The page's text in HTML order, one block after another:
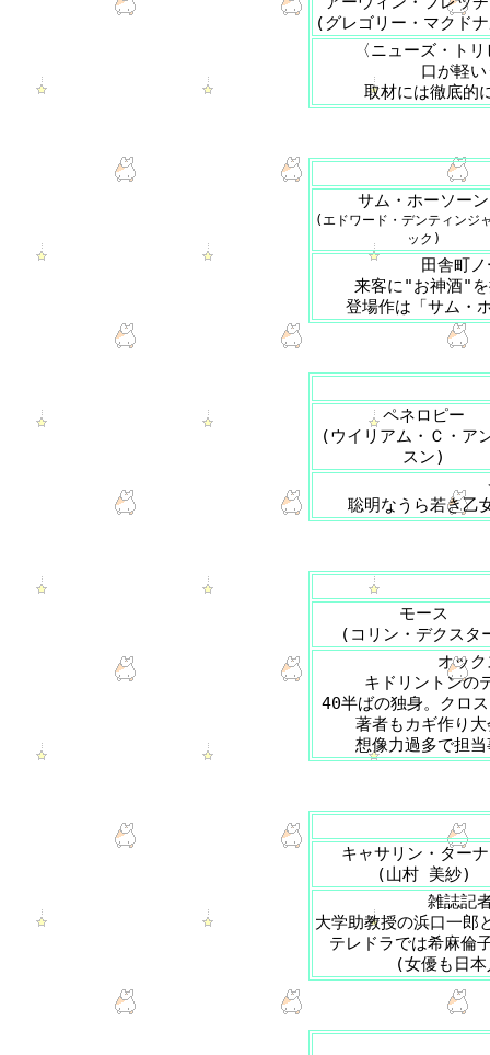
(グレゴリー・マクド
〈ニューズ・ト
口が軽
取材には徹底的
サム・ホーソーン
(エドワード・デンティンジ
ック)
田舎町
来客に"お神酒"を
登場作は「サム・
ペネロピー
(ウイリアム・Ｃ・ア
スン)
聡明なうら若き乙
モース
(コリン・デクスタ
オッ
キドリントンの
40半ばの独身。クロ
著者もカギ作り
想像力過多で担
キャサリン・ター
(山村 美紗)
雑誌記
大学助教授の浜口一郎
テレドラでは希麻倫
(女優も日